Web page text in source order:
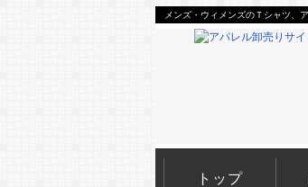
メンズ・ウィメンズのＴシャツ、
トップ